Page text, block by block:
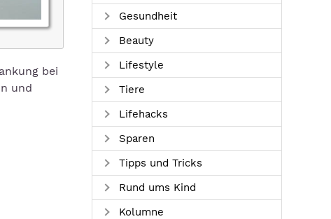
bei
und
Gesundheit
Beauty
Lifestyle
Tiere
Lifehacks
Sparen
Tipps und Tricks
Rund ums Kind
Kolumne